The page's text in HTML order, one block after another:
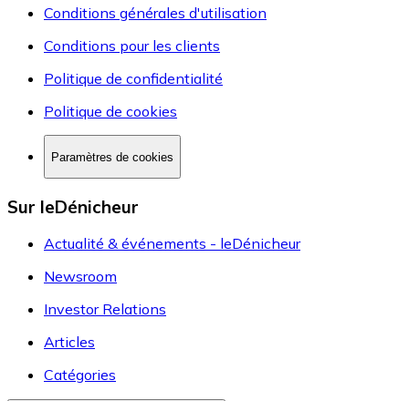
Conditions générales d'utilisation
Conditions pour les clients
Politique de confidentialité
Politique de cookies
Paramètres de cookies
Sur leDénicheur
Actualité & événements - leDénicheur
Newsroom
Investor Relations
Articles
Catégories